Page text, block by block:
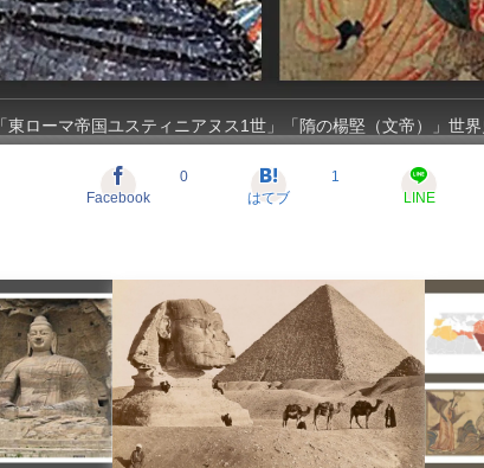
「東ローマ帝国ユスティニアヌス1世」「隋の楊堅（文帝）」世
Facebook
0
はてブ
1
LINE